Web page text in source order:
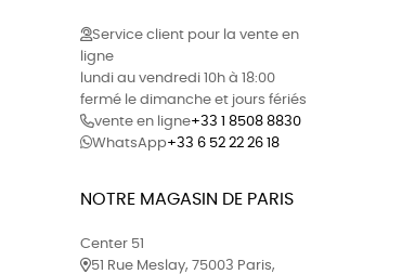
Service client pour la vente en
ligne
lundi au vendredi 10h à 18:00
fermé le dimanche et jours fériés
vente en ligne+33 1 8508 8830
WhatsApp+33 6 52 22 26 18
NOTRE MAGASIN DE PARIS
Center 51
51 Rue Meslay, 75003 Paris,